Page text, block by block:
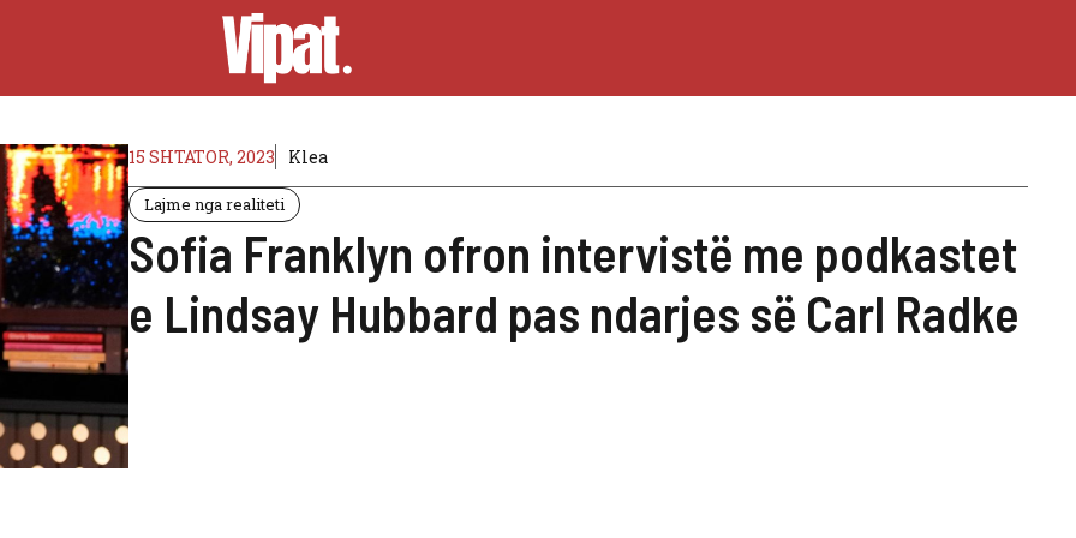
15 SHTATOR, 2023 Klea
Lajme nga realiteti
Sofia Franklyn ofron intervistë me podkastet
e Lindsay Hubbard pas ndarjes së Carl Radke